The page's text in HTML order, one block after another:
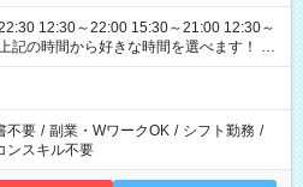
12:30～22:00 15:30～21:00 12:30～
性があります
不要 / 副業・WワークOK / シフト勤務 /
ンスキル不要